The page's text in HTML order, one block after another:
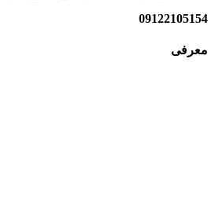
09122105154
معرفی